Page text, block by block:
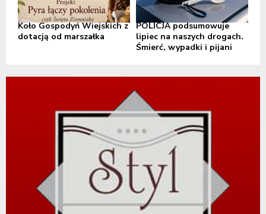
Koło Gospodyń Wiejskich z
dotacją od marszałka
POLICJA podsumowuje
lipiec na naszych drogach.
Śmierć, wypadki i pijani